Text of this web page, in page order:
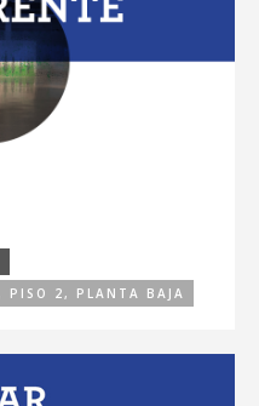
PISO 2, PLANTA BAJA